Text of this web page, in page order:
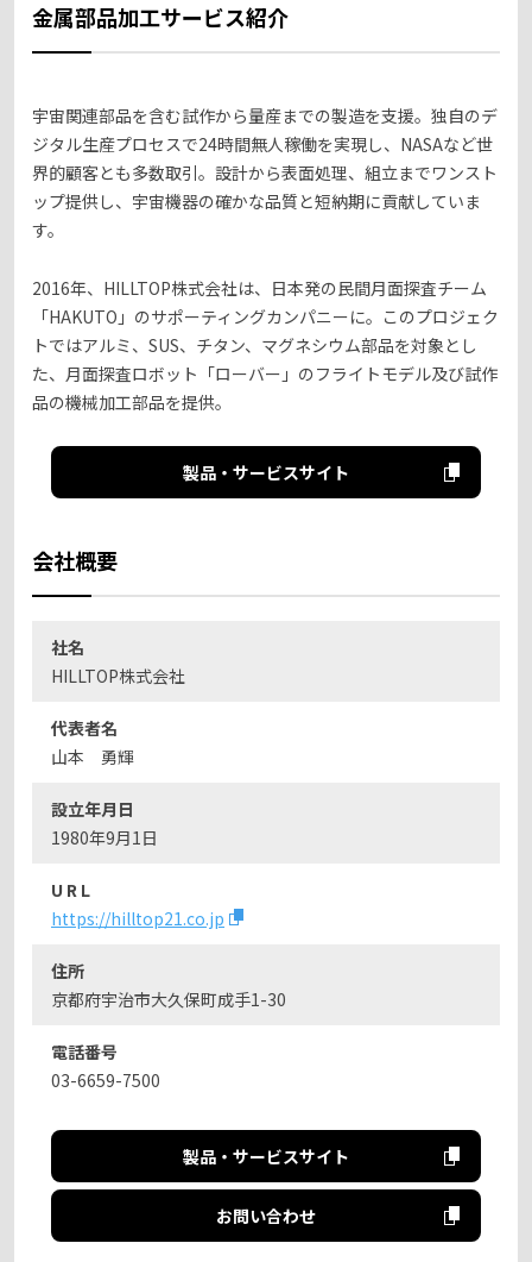
金属部品加工サービス紹介
宇宙関連部品を含む試作から量産までの製造を支援。独自のデ
ジタル生産プロセスで24時間無人稼働を実現し、NASAなど世
界的顧客とも多数取引。設計から表面処理、組立までワンスト
ップ提供し、宇宙機器の確かな品質と短納期に貢献していま
す。
2016年、HILLTOP株式会社は、日本発の民間月面探査チーム
「HAKUTO」のサポーティングカンパニーに。このプロジェク
トではアルミ、SUS、チタン、マグネシウム部品を対象とし
た、月面探査ロボット「ローバー」のフライトモデル及び試作
品の機械加工部品を提供。
製品・サービスサイト
会社概要
社名
HILLTOP株式会社
代表者名
山本 勇輝
設立年月日
1980年9月1日
U R L
https://hilltop21.co.jp
住所
京都府宇治市大久保町成手1-30
電話番号
03-6659-7500
製品・サービスサイト
お問い合わせ